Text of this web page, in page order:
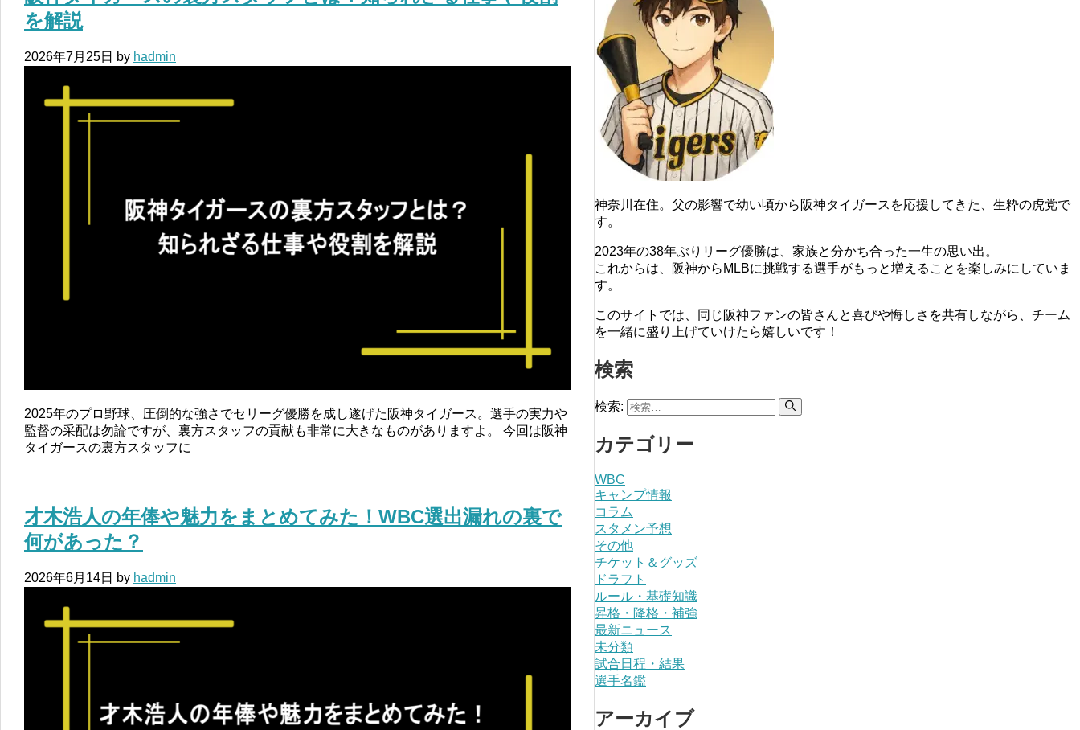
を解説
2026年7月25日 by hadmin
2025年のプロ野球、圧倒的な強さでセリーグ優勝を成し遂げた阪神タイガース。選手の実力や
監督の采配は勿論ですが、裏方スタッフの貢献も非常に大きなものがありますよ。 今回は阪神
タイガースの裏方スタッフに
才木浩人の年俸や魅力をまとめてみた！WBC選出漏れの裏で
何があった？
2026年6月14日 by hadmin
神奈川在住。父の影響で幼い頃から阪神タイガースを応援してきた、生粋の虎党で
す。
2023年の38年ぶりリーグ優勝は、家族と分かち合った一生の思い出。
これからは、阪神からMLBに挑戦する選手がもっと増えることを楽しみにしていま
す。
このサイトでは、同じ阪神ファンの皆さんと喜びや悔しさを共有しながら、チーム
を一緒に盛り上げていけたら嬉しいです！
検索
検索:
カテゴリー
WBC
キャンプ情報
コラム
スタメン予想
その他
チケット＆グッズ
ドラフト
ルール・基礎知識
昇格・降格・補強
最新ニュース
未分類
試合日程・結果
選手名鑑
アーカイブ